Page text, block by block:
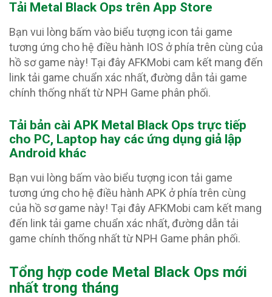
Tải Metal Black Ops trên App Store
Bạn vui lòng bấm vào biểu tượng icon tải game
tương ứng cho hệ điều hành IOS ở phía trên cùng của
hồ sơ game này! Tại đây AFKMobi cam kết mang đến
link tải game chuẩn xác nhất, đường dẫn tải game
chính thống nhất từ NPH Game phân phối.
Tải bản cài APK Metal Black Ops trực tiếp
cho PC, Laptop hay các ứng dụng giả lập
Android khác
Bạn vui lòng bấm vào biểu tượng icon tải game
tương ứng cho hệ điều hành APK ở phía trên cùng
của hồ sơ game này! Tại đây AFKMobi cam kết mang
đến link tải game chuẩn xác nhất, đường dẫn tải
game chính thống nhất từ NPH Game phân phối.
Tổng hợp code Metal Black Ops mới
nhất trong tháng